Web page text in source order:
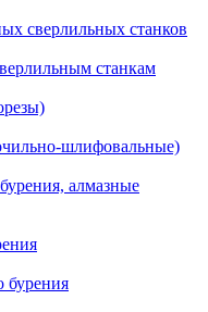
сверлильных станков
станкам
шлифовальные)
алмазные
бурения